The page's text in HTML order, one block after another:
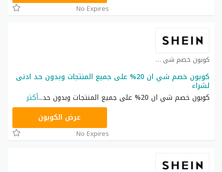
No Expires
كوبون خصم شي ان كوبون
كوبون خصم شي ان 20% على جميع المنتجات وبدون حد ادنى
لشراء
كوبون خصم شي ان 20% على جميع المنتجات وبدون حد
...أكثر
عرض الكوبون
No Expires